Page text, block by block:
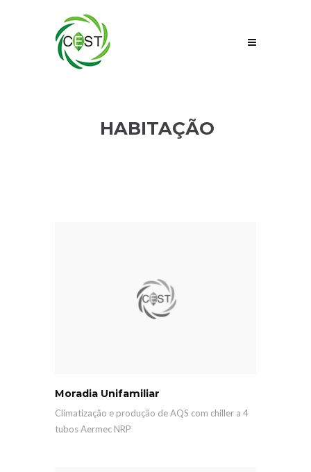
HABITAÇÃO
Moradia Unifamiliar
Climatização e produção de AQS com chiller a 4
tubos Aermec NRP